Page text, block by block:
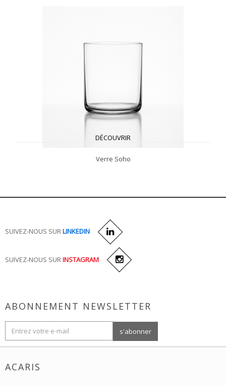
DÉCOUVRIR
Verre Soho
SUIVEZ-NOUS SURLINKEDIN
SUIVEZ-NOUS SUR INSTAGRAM
ABONNEMENT NEWSLETTER
ACARIS